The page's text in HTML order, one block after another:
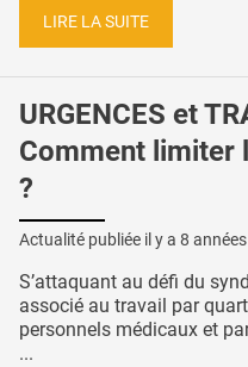
LIRE LA SUITE
URGENCES et
Comment limiter
?
Actualité publiée il y a 8
S’attaquant au défi du
associé au travail par
personnels médicaux et
...